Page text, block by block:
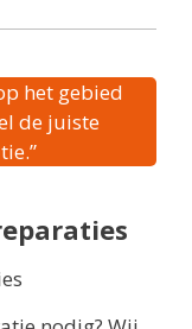
het gebied
de juiste